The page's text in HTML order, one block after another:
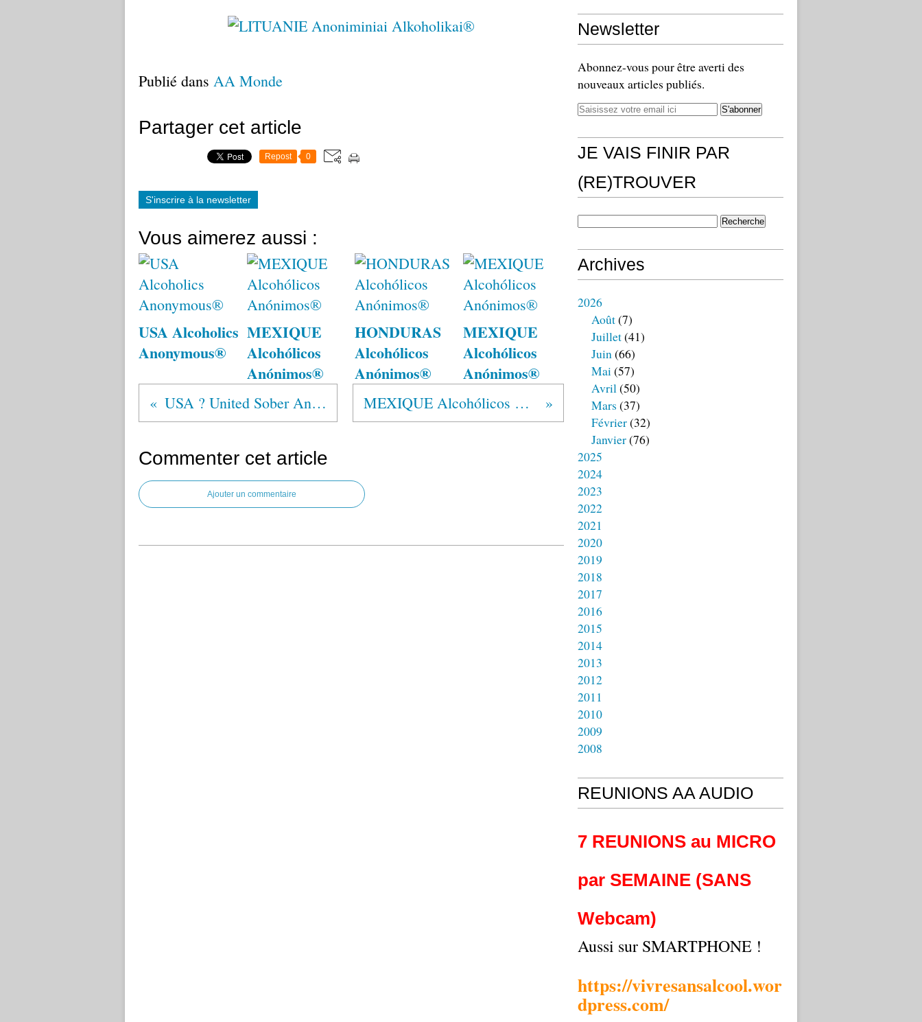
Publié dans AA Monde
Partager cet article
Repost 0
S'inscrire à la newsletter
Vous aimerez aussi :
USA Alcoholics
Anonymous®
MEXIQUE
Alcohólicos
Anónimos®
HONDURAS
Alcohólicos
Anónimos®
MEXIQUE
Alcohólicos
Anónimos®
USA ? United Sober Anonymous ! MEXIQUE Alcohólicos Anónimos®
Commenter cet article
Ajouter un commentaire
Newsletter
Abonnez-vous pour être averti des
nouveaux articles publiés.
JE VAIS FINIR PAR
(RE)TROUVER
Archives
2026
Août(7)
Juillet(41)
Juin(66)
Mai(57)
Avril(50)
Mars (37)
Février(32)
Janvier(76)
2025
2024
2023
2022
2021
2020
2019
2018
2017
2016
2015
2014
2013
2012
2011
2010
2009
2008
REUNIONS AA AUDIO
7 REUNIONS au MICRO
par SEMAINE (SANS
Webcam)
Aussi sur SMARTPHONE !
https://vivresansalcool.wor
dpress.com/